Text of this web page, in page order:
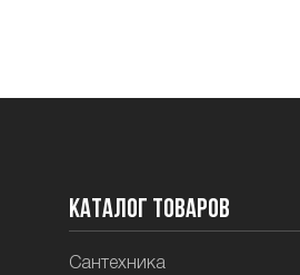
Каталог товаров
Сантехника